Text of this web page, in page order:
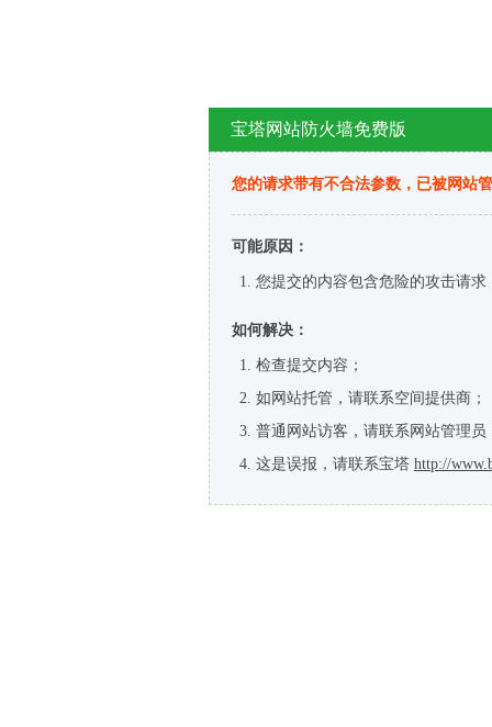
宝塔网站防火墙免费版
您的请求带有不合法参数，已被网站
可能原因：
您提交的内容包含危险的攻击请求
如何解决：
检查提交内容；
如网站托管，请联系空间提供商；
普通网站访客，请联系网站管理员
这是误报，请联系宝塔 http://